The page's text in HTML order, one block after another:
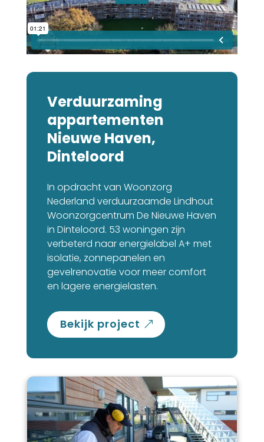
Verduurzaming
appartementen
Nieuwe Haven,
Dinteloord
In opdracht van Woonzorg
Nederland verduurzaamde Lindhout
Woonzorgcentrum De Nieuwe Haven
in Dinteloord. 53 woningen zijn
verbeterd naar energielabel A+ met
isolatie, zonnepanelen en
gevelrenovatie voor meer comfort
en lagere energielasten.
bekijk project